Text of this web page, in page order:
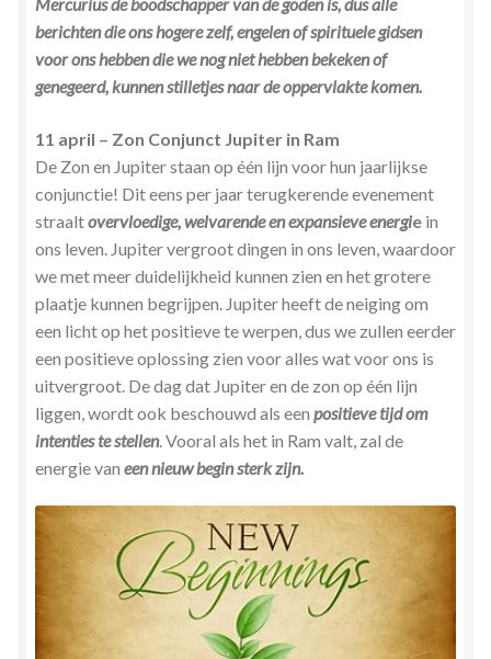
berichten die ons hogere zelf, engelen of spirituele gidsen
voor ons hebben die we nog niet hebben bekeken of
genegeerd, kunnen stilletjes naar de oppervlakte komen.
11 april – Zon Conjunct Jupiter in Ram
De Zon en Jupiter staan op één lijn voor hun jaarlijkse
conjunctie! Dit eens per jaar terugkerende evenement
straaltovervloedige, welvarende en expansieve energie in
ons leven. Jupiter vergroot dingen in ons leven, waardoor
we met meer duidelijkheid kunnen zien en het grotere
plaatje kunnen begrijpen. Jupiter heeft de neiging om
een licht op het positieve te werpen, dus we zullen eerder
een positieve oplossing zien voor alles wat voor ons is
uitvergroot. De dag dat Jupiter en de zon op één lijn
liggen, wordt ook beschouwd als een positieve tijd om
intenties te stellen. Vooral als het in Ram valt, zal de
energie van een nieuw begin sterk zijn.